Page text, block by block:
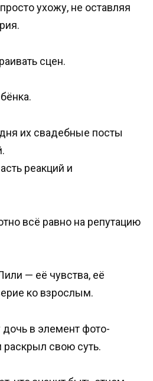
ухожу, не оставляя
сцен.
их свадебные посты
реакций и
всё равно на репутацию
— её чувства, её
ко взрослым.
в элемент фото-
свою суть.